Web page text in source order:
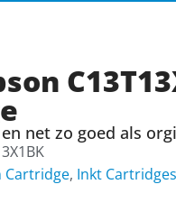
net zo goed als
Cartridge, Inkt Cartridges